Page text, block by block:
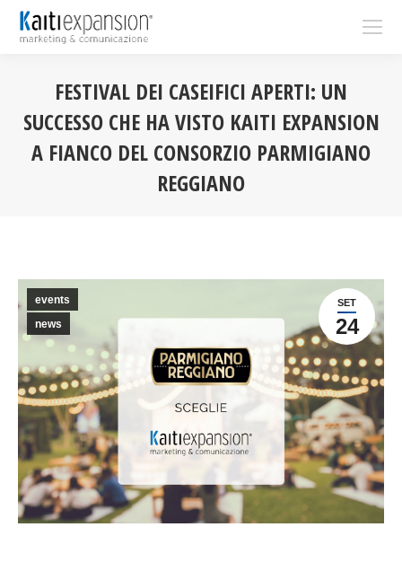
FESTIVAL DEI CASEIFICI APERTI: UN
SUCCESSO CHE HA VISTO KAITI EXPANSION
A FIANCO DEL CONSORZIO PARMIGIANO
REGGIANO
SET
24
events
news